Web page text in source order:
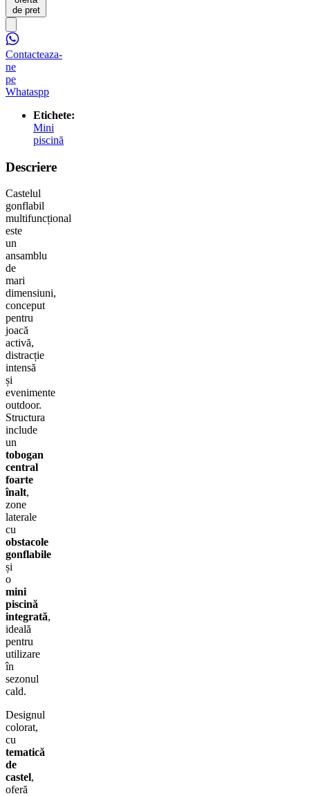
de pret
Contacteaza-
ne
pe
Whataspp
Etichete:
Mini
piscină
Descriere
Castelul
gonflabil
multifuncțional
este
un
ansamblu
de
mari
dimensiuni,
conceput
pentru
joacă
activă,
distracție
intensă
și
evenimente
outdoor.
Structura
include
un
tobogan
central
foarte
înalt,
zone
laterale
cu
obstacole
gonflabile
și
o
mini
piscină
integrată,
ideală
pentru
utilizare
în
sezonul
cald.
Designul
colorat,
cu
tematică
de
castel,
oferă